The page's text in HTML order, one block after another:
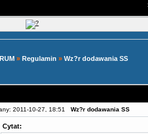
» Regulamin » Wz?r dodawania SS
2011-10-27, 18:51 Wz?r dodawania SS
Cytat: